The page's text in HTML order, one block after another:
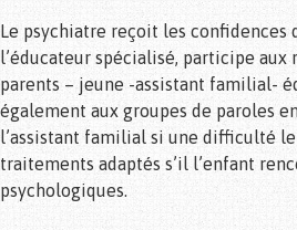
Le psychiatre reçoit les confidences
l’éducateur spécialisé, participe aux
parents – jeune -assistant familial-
également aux groupes de paroles
l’assistant familial si une difficulté
traitements adaptés s’il l’enfant
psychologiques.